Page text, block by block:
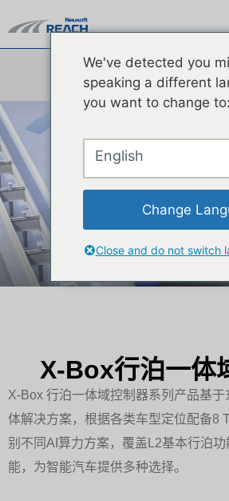
X-Box
行泊一体域控
X-Box行泊一体
X-Box 行泊一体域控制器系列产品基
体解决方案，根据各类车型定位配备8
别不同AI算力方案，覆盖L2基本行泊
能，为智能汽车提供多种选择。
We've detected you
speaking a different
you want to change to:
English
Change
Close and do not switch